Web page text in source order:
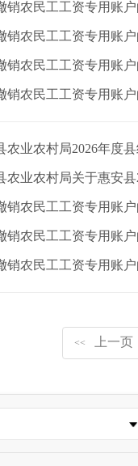
销农民工工资专用账
销农民工工资专用账
销农民工工资专用账
销农民工工资专用账
农业农村局2026年度
农业农村局关于惠安
销农民工工资专用账
销农民工工资专用账
销农民工工资专用账
<< 上一页